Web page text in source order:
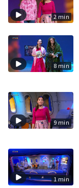
2 min
8 min
9 min
1 min